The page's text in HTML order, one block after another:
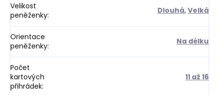
Velikost
peněženky: Dlouhá,Velká
Orientace
peněženky: Na délku
Počet
kartových
přihrádek:
11 až 16